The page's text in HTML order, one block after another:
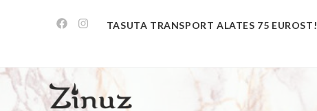
TASUTA TRANSPORT ALATES 75 EUROST!